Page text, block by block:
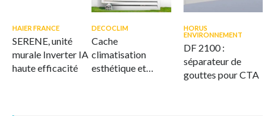
HAIER FRANCE
SERENE, unité
murale Inverter IA
haute efficacité
DECOCLIM
Cache
climatisation
esthétique et
HORUS
ENVIRONNEMENT
DF 2100 :
séparateur de
gouttes pour CTA